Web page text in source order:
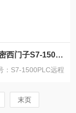
东营解密西门子S7-1500PLC程序忘记密码破解
：S7-1500PLC远程
末页